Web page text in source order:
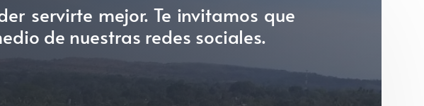
servirte mejor. Te invitamos que
de nuestras redes sociales.